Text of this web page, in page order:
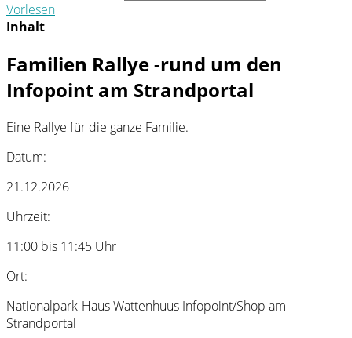
Vorlesen
Inhalt
Familien Rallye -rund um den
Infopoint am Strandportal
Eine Rallye für die ganze Familie.
Datum:
21.12.2026
Uhrzeit:
11:00 bis 11:45 Uhr
Ort:
Nationalpark-Haus Wattenhuus Infopoint/Shop am
Strandportal